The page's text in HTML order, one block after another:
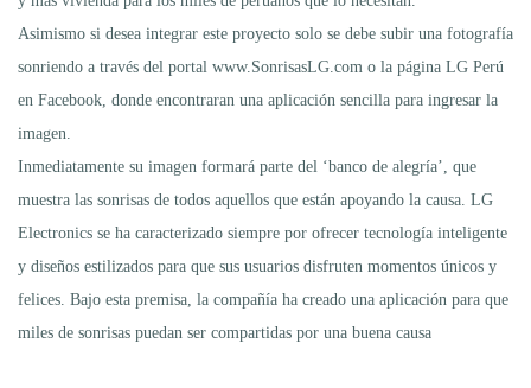
Asimismo si desea integrar este proyecto solo se debe subir una fotografía
sonriendo a través del portal www.SonrisasLG.com o la página LG Perú
en Facebook, donde encontraran una aplicación sencilla para ingresar la
imagen.
Inmediatamente su imagen formará parte del ‘banco de alegría’, que
muestra las sonrisas de todos aquellos que están apoyando la causa. LG
Electronics se ha caracterizado siempre por ofrecer tecnología inteligente
y diseños estilizados para que sus usuarios disfruten momentos únicos y
felices. Bajo esta premisa, la compañía ha creado una aplicación para que
miles de sonrisas puedan ser compartidas por una buena causa